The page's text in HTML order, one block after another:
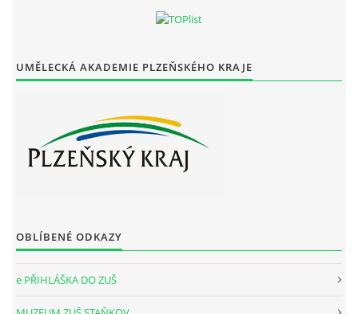
UMĚLECKÁ AKADEMIE PLZEŇSKÉHO KRAJE
OBLÍBENÉ ODKAZY
e PŘIHLÁŠKA DO ZUŠ